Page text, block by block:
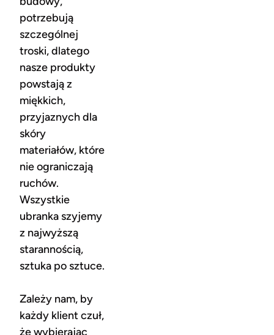
potrzebują
szczególnej
troski, dlatego
nasze produkty
powstają z
miękkich,
przyjaznych dla
skóry
materiałów, które
nie ograniczają
ruchów.
Wszystkie
ubranka szyjemy
z najwyższą
starannością,
sztuka po sztuce.
Zależy nam, by
każdy klient czuł,
że wybierając